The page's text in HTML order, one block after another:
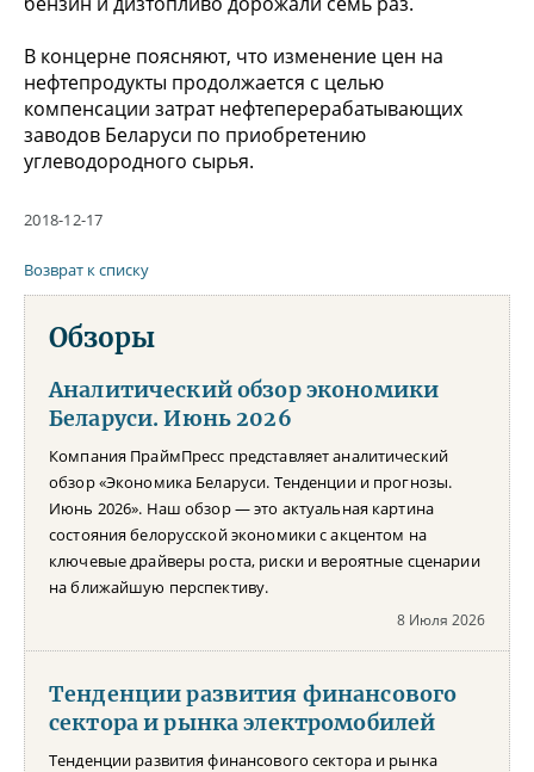
В концерне поясняют, что изменение цен на
нефтепродукты продолжается с целью
компенсации затрат нефтеперерабатывающих
заводов Беларуси по приобретению
углеводородного сырья.
2018-12-17
Возврат к списку
Обзоры
Аналитический обзор экономики
Беларуси. Июнь 2026
Компания ПраймПресс представляет аналитический
обзор «Экономика Беларуси. Тенденции и прогнозы.
Июнь 2026». Наш обзор — это актуальная картина
состояния белорусской экономики с акцентом на
ключевые драйверы роста, риски и вероятные сценарии
на ближайшую перспективу.
8 Июля 2026
Тенденции развития финансового
сектора и рынка электромобилей
Тенденции развития финансового сектора и рынка